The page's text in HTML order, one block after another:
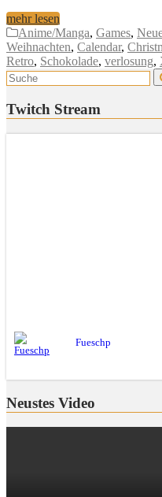
mehr lesen
Anime/Manga, Games,
Weihnachten, Calendar,
Retro, Schokolade, verlosung,
Twitch Stream
Fueschp
Neustes Video